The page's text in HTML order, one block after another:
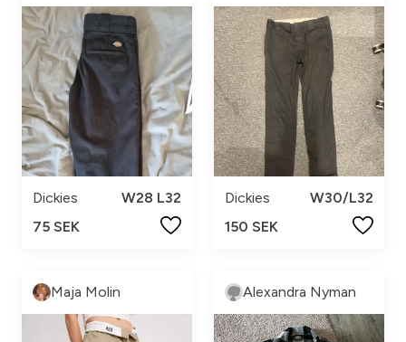
Dickies
W28 L32
75 SEK
Dickies
W30/L32
150 SEK
Maja Molin Alexandra Nyman